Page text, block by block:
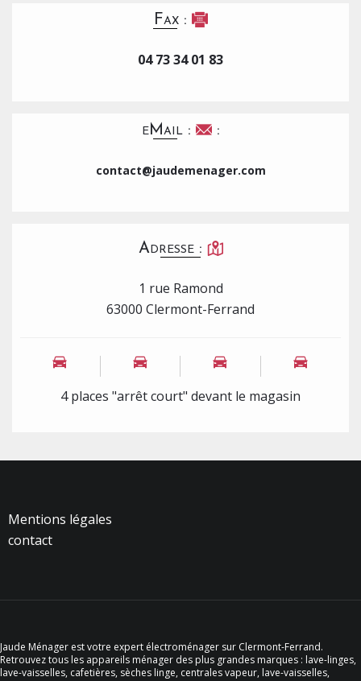
Fax :
04 73 34 01 83
eMail : :
contact@jaudemenager.com
Adresse :
1 rue Ramond
63000 Clermont-Ferrand
4 places "arrêt court" devant le magasin
Mentions légales
contact
Jaude Ménager est votre expert électroménager sur Clermont-Ferrand.
Retrouvez tous les appareils ménager des plus grandes marques : lave-linges,
lave-vaisselles, cafetières, sèches linge, centrales vapeur, lave-vaisselles,